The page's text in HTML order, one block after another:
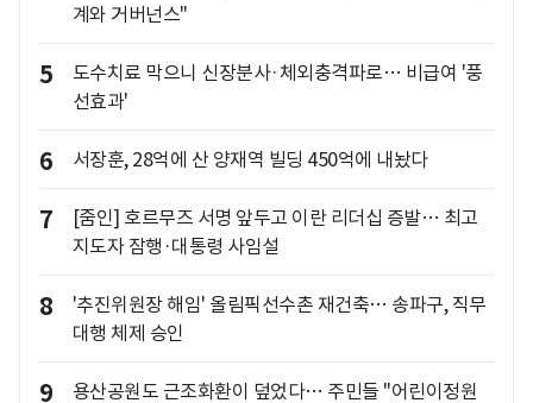
계와 거버넌스"
5
도수치료 막으니 신장분사·체외충격파로… 비급여 '풍
선효과'
6 서장훈, 28억에 산 양재역 빌딩 450억에 내놨다
7
[줌인] 호르무즈 서명 앞두고 이란 리더십 증발… 최고
지도자 잠행·대통령 사임설
8
'추진위원장 해임' 올림픽선수촌 재건축… 송파구, 직무
대행 체제 승인
9 용산공원도 근조화환이 덮었다… 주민들 "어린이정원